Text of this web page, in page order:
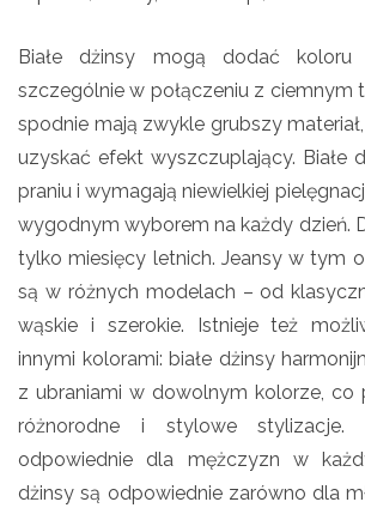
Białe dżinsy mogą dodać koloru
szczególnie w połączeniu z ciemnym
spodnie mają zwykle grubszy
uzyskać efekt wyszczuplający. Białe
praniu i wymagają niewielkiej
wygodnym wyborem na każdy dzień.
tylko miesięcy letnich. Jeansy w tym
są w różnych modelach – od
wąskie i szerokie. Istnieje też
innymi kolorami: białe dżinsy
z ubraniami w dowolnym kolorze, co
różnorodne i stylowe
odpowiednie dla mężczyzn w
dżinsy są odpowiednie zarówno dla